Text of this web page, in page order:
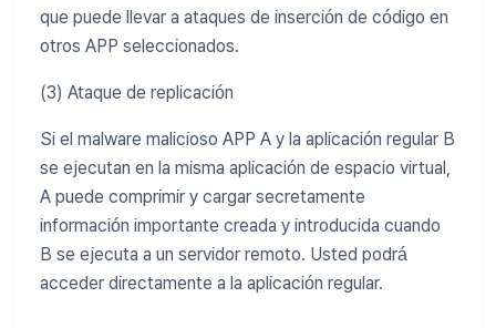
que puede llevar a ataques de inserción de código en
otros APP seleccionados.
(3) Ataque de replicación
Si el malware malicioso APP A y la aplicación regular B
se ejecutan en la misma aplicación de espacio virtual,
A puede comprimir y cargar secretamente
información importante creada y introducida cuando
B se ejecuta a un servidor remoto. Usted podrá
acceder directamente a la aplicación regular.